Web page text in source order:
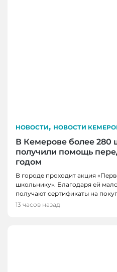
НОВОСТИ, НОВОСТИ
В Кемерове более 280
получили помощь
годом
В городе проходит акция
школьнику». Благодаря ей
получают сертификаты на
13 часов назад